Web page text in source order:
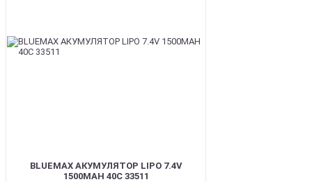
BLUEMAX АКУМУЛЯТОР LIPO 7.4V
1500MAH 40C 33511